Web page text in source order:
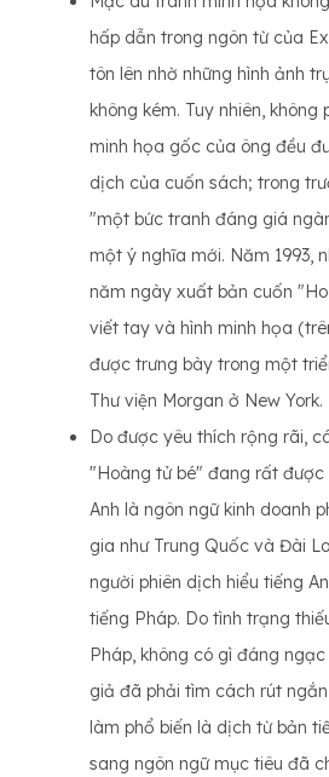
hấp dẫn trong ngôn từ của
tôn lên nhờ những hình ảnh
không kém. Tuy nhiên,
minh họa gốc của ông đều
dịch của cuốn sách; trong
"một bức tranh đáng giá
một ý nghĩa mới. Năm 1993,
năm ngày xuất bản cuốn
viết tay và hình minh họa
được trưng bày trong một
Thư viện Morgan ở New York.
Do được yêu thích rộng rãi,
"Hoàng tử bé" đang rất được
Anh là ngôn ngữ kinh doanh
gia như Trung Quốc và Đài
người phiên dịch hiểu tiếng
tiếng Pháp. Do tình trạng
Pháp, không có gì đáng
giả đã phải tìm cách rút
làm phổ biến là dịch từ bản
sang ngôn ngữ mục tiêu đã